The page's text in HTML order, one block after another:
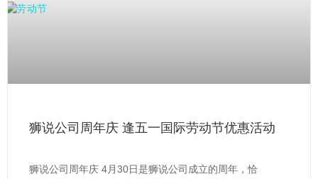
狮说公司周年庆 逢五一国际劳动节优惠活动
狮说公司周年庆 4月30日是狮说公司成立的周年，恰